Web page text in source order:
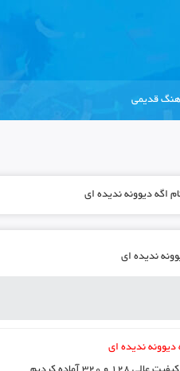
قدیمی
اگه دیوونه ندیده ای
ندیده ای
دیوونه ندیده ای